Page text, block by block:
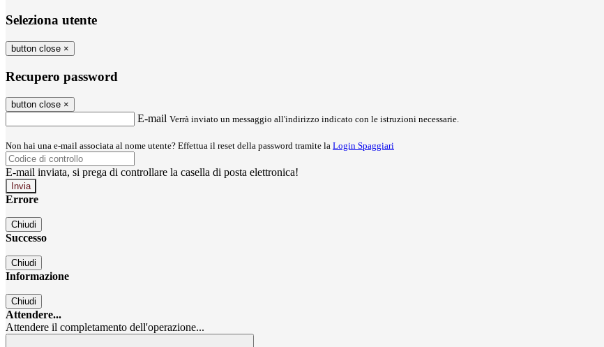
Seleziona utente
button close ×
Recupero password
button close ×
E-mail Verrà inviato un messaggio all'indirizzo indicato con le istruzioni necessarie.
Non hai una e-mail associata al nome utente? Effettua il reset della password tramite la Login Spaggiari
E-mail inviata, si prega di controllare la casella di posta elettronica!
Errore
Chiudi
Successo
Chiudi
Informazione
Chiudi
Attendere...
Attendere il completamento dell'operazione...